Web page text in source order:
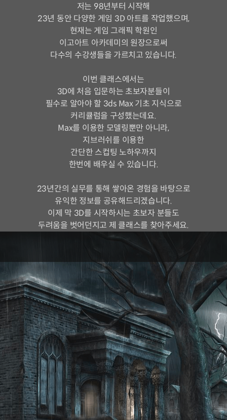
저는 98년부터 시작해
23년 동안 다양한 게임 3D 아트를 작업했으며,
현재는 게임 그래픽 학원인
이고아트 아카데미의 원장으로써
다수의 수강생들을 가르치고 있습니다.
이번 클래스에서는
3D에 처음 입문하는 초보자분들이
필수로 알아야 할 3ds Max 기초 지식으로
커리큘럼을 구성했는데요.
Max를 이용한 모델링뿐만 아니라,
지브러쉬를 이용한
간단한 스컵팅 노하우까지
한번에 배우실 수 있습니다.
23년간의 실무를 통해 쌓아온 경험을 바탕으로
유익한 정보를 공유해드리겠습니다.
이제 막 3D를 시작하시는 초보자 분들도
두려움을 벗어던지고 제 클래스를 찾아주세요.
3D 아티스트 용성주
현) 이고아트 아카데미 원장
세종대학교, 전북대학교 겸임 교수